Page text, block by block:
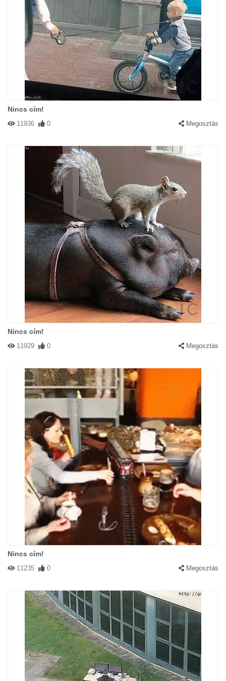
Nincs cím!
11936 0 Megosztás
Nincs cím!
11929 0 Megosztás
Nincs cím!
11235 0 Megosztás